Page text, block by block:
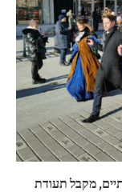
מקבל תעודת